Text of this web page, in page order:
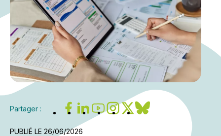
PUBLIÉ LE 26/06/2026
Partager :